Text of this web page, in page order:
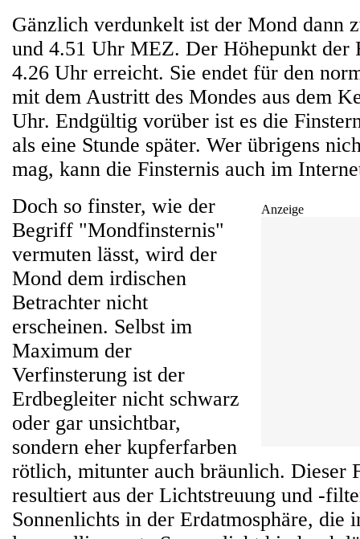
Gänzlich verdunkelt ist der Mond dann
und 4.51 Uhr MEZ. Der Höhepunkt der
4.26 Uhr erreicht. Sie endet für den
mit dem Austritt des Mondes aus dem
Uhr. Endgültig vorüber ist es die
als eine Stunde später. Wer übrigens
mag, kann die Finsternis auch im
Anzeige
Doch so finster, wie der
Begriff "Mondfinsternis"
vermuten lässt, wird der
Mond dem irdischen
Betrachter nicht
erscheinen. Selbst im
Maximum der
Verfinsterung ist der
Erdbegleiter nicht schwarz
oder gar unsichtbar,
sondern eher kupferfarben
rötlich, mitunter auch bräunlich. Dieser
resultiert aus der Lichtstreuung und -
Sonnenlichts in der Erdatmosphäre, die